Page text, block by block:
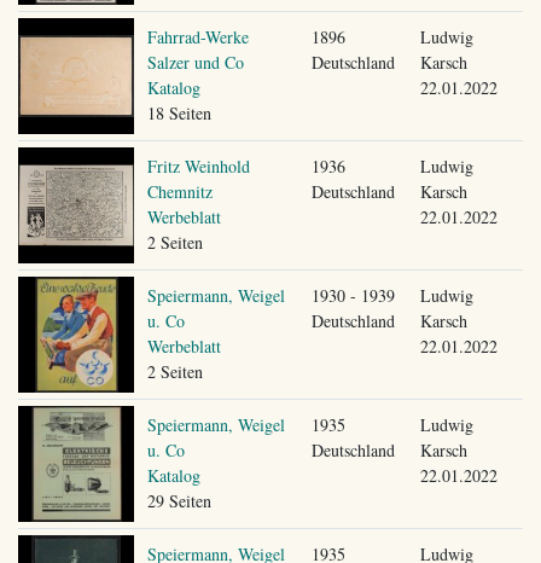
Fahrrad-Werke
Salzer und Co
Katalog
18 Seiten
1896
Deutschland
Ludwig
Karsch
22.01.2022
Fritz Weinhold
Chemnitz
Werbeblatt
2 Seiten
1936
Deutschland
Ludwig
Karsch
22.01.2022
Speiermann, Weigel
u. Co
Werbeblatt
2 Seiten
1930 - 1939
Deutschland
Ludwig
Karsch
22.01.2022
Speiermann, Weigel
u. Co
Katalog
29 Seiten
1935
Deutschland
Ludwig
Karsch
22.01.2022
Speiermann, Weigel
1935
Ludwig